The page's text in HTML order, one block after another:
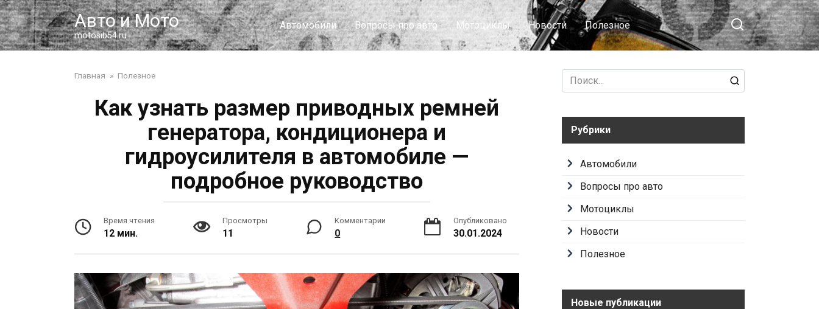
Перейти
к
контенту
Авто и Мото
motosib54.ru
Автомобили Вопросы про авто Мотоциклы Новости Полезное
Главная » Полезное
Как узнать размер приводных ремней
генератора, кондиционера и
гидроусилителя в автомобиле —
подробное руководство
Время чтения
12 мин.
Просмотры
11
Комментарии
0
Опубликовано
30.01.2024
Search
for:
Рубрики
Автомобили
Вопросы про авто
Мотоциклы
Новости
Полезное
Новые публикации